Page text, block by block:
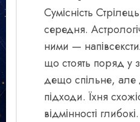
Сумісність
середня.
ними —
що стоять поряд у
дещо спільне, але
підходи. Їхня
відмінності глибокі.